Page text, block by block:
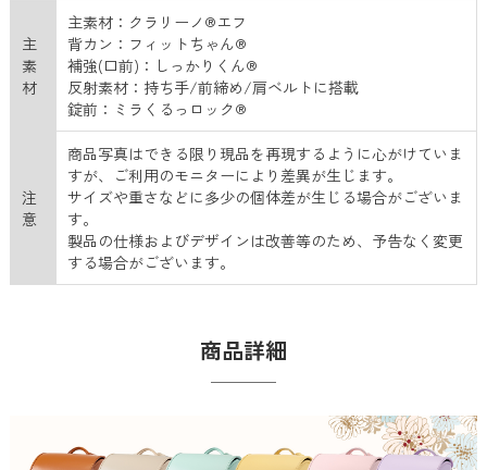
主
素
材
主素材：クラリーノ®エフ
背カン：フィットちゃん®
補強(口前)：しっかりくん®
反射素材：持ち手/前締め/肩ベルトに搭載
錠前：ミラくるっロック®
注
意
商品写真はできる限り現品を再現するように心がけていま
すが、ご利用のモニターにより差異が生じます。
サイズや重さなどに多少の個体差が生じる場合がございま
す。
製品の仕様およびデザインは改善等のため、予告なく変更
する場合がございます。
商品詳細